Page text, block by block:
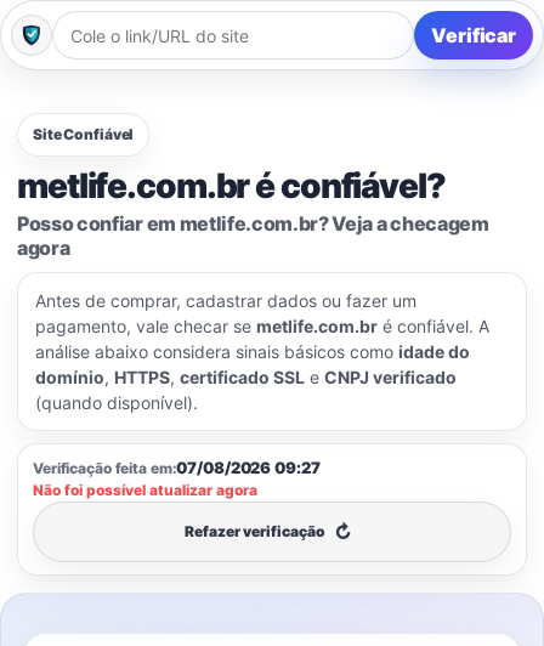
Verificar
Site Confiável
metlife.com.br é confiável?
Posso confiar em metlife.com.br? Veja a checagem
agora
Antes de comprar, cadastrar dados ou fazer um
pagamento, vale checar se metlife.com.br é confiável. A
análise abaixo considera sinais básicos como idade do
domínio, HTTPS, certificado SSL e CNPJ verificado
(quando disponível).
Verificação feita em:07/08/2026 09:27
Não foi possível atualizar agora
Refazer verificação ↻